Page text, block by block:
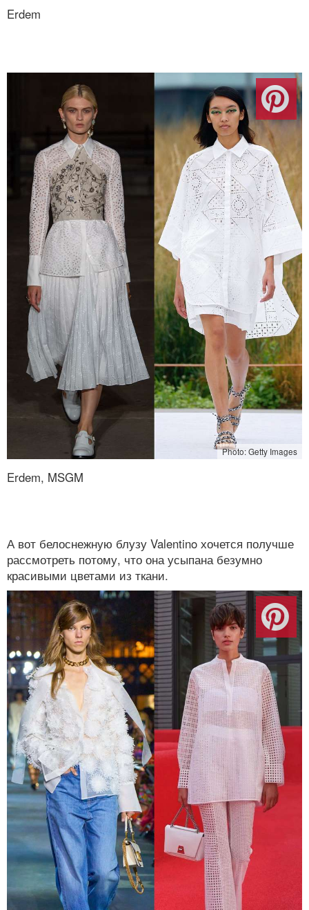
Erdem
Photo: Getty Images
Erdem, MSGM
А вот белоснежную блузу Valentino хочется получше
рассмотреть потому, что она усыпана безумно
красивыми цветами из ткани.